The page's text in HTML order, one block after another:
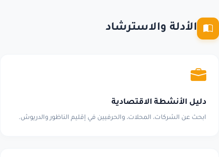
الأدلة والاسترشاد
دليل الأنشطة الاقتصادية
ابحث عن الشركات، المحلات، والحرفيين في إقليم الناظور والدريوش.